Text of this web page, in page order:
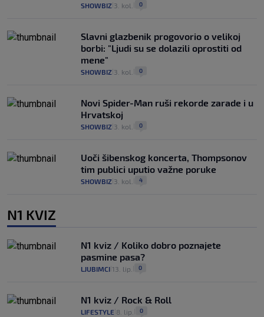
SHOWBIZ 3. kol. 0
Slavni glazbenik progovorio o velikoj
borbi: "Ljudi su se dolazili oprostiti od
mene"
SHOWBIZ 3. kol. 0
Novi Spider-Man ruši rekorde zarade i u
Hrvatskoj
SHOWBIZ 3. kol. 0
Uoči šibenskog koncerta, Thompsonov
tim publici uputio važne poruke
SHOWBIZ 3. kol. 4
N1 KVIZ
N1 kviz / Koliko dobro poznajete
pasmine pasa?
LJUBIMCI 13. lip. 0
N1 kviz / Rock & Roll
LIFESTYLE 8. lip. 0